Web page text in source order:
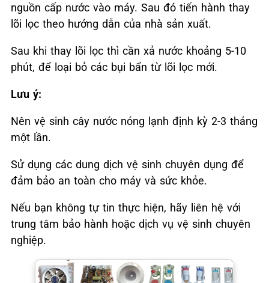
nguồn cấp nước vào máy. Sau đó tiến hành thay
lõi lọc theo hướng dẫn của nhà sản xuất.
Sau khi thay lõi lọc thì cần xả nước khoảng 5-10
phút, để loại bỏ các bụi bẩn từ lõi lọc mới.
Lưu ý:
Nên vệ sinh cây nước nóng lạnh định kỳ 2-3 tháng
một lần.
Sử dụng các dung dịch vệ sinh chuyên dụng để
đảm bảo an toàn cho máy và sức khỏe.
Nếu bạn không tự tin thực hiện, hãy liên hệ với
trung tâm bảo hành hoặc dịch vụ vệ sinh chuyên
nghiệp.